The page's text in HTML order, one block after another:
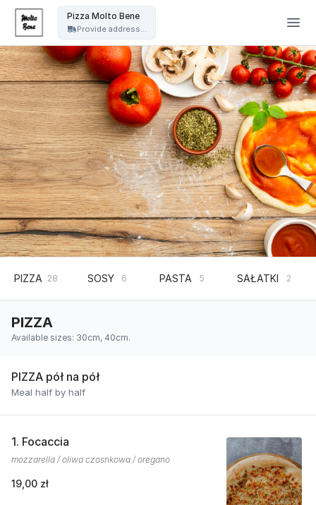
Pizza Molto Bene
Provide address...
PIZZA 28 SOSY 6 PASTA 5 SAŁATKI 2
PIZZA
Available sizes: 30cm, 40cm.
PIZZA pół na pół
Meal half by half
1. Focaccia
mozzarella / oliwa czosnkowa / oregano
19,00 zł